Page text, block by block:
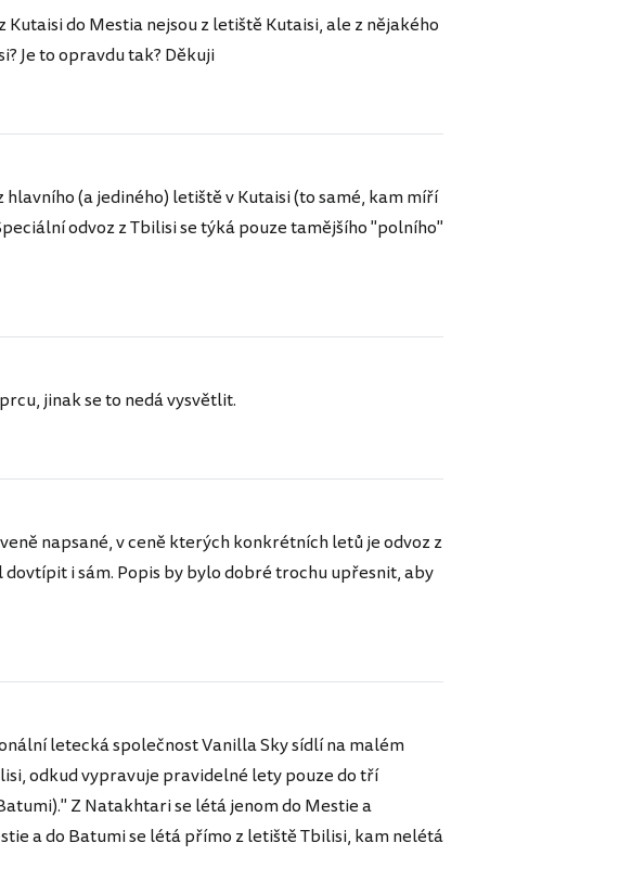
Kutaisi do Mestia nejsou z letiště Kutaisi, ale z nějakého
Je to opravdu tak? Děkuji
(a jediného) letiště v Kutaisi (to samé, kam míří
odvoz z Tbilisi se týká pouze tamějšího "polního"
jinak se to nedá vysvětlit.
napsané, v ceně kterých konkrétních letů je odvoz z
dovtípit i sám. Popis by bylo dobré trochu upřesnit, aby
letecká společnost Vanilla Sky sídlí na malém
odkud vypravuje pravidelné lety pouze do tří
Z Natakhtari se létá jenom do Mestie a
a do Batumi se létá přímo z letiště Tbilisi, kam nelétá